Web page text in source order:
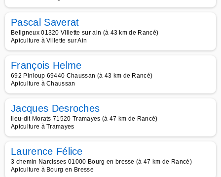
Pascal Saverat
Beligneux 01320 Villette sur ain (à 43 km de Rancé)
Apiculture à Villette sur Ain
François Helme
692 Pinloup 69440 Chaussan (à 43 km de Rancé)
Apiculture à Chaussan
Jacques Desroches
lieu-dit Morats 71520 Tramayes (à 47 km de Rancé)
Apiculture à Tramayes
Laurence Félice
3 chemin Narcisses 01000 Bourg en bresse (à 47 km de Rancé)
Apiculture à Bourg en Bresse